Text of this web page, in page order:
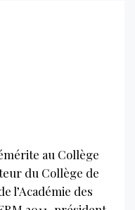
au Collège
du Collège de
l’Académie des